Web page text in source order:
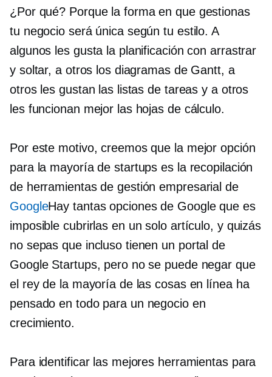
¿Por qué? Porque la forma en que gestionas
tu negocio será única según tu estilo. A
algunos les gusta la planificación con arrastrar
y soltar, a otros los diagramas de Gantt, a
otros les gustan las listas de tareas y a otros
les funcionan mejor las hojas de cálculo.
Por este motivo, creemos que la mejor opción
para la mayoría de startups es la recopilación
de herramientas de gestión empresarial de
GoogleHay tantas opciones de Google que es
imposible cubrirlas en un solo artículo, y quizás
no sepas que incluso tienen un portal de
Google Startups, pero no se puede negar que
el rey de la mayoría de las cosas en línea ha
pensado en todo para un negocio en
crecimiento.
Para identificar las mejores herramientas para